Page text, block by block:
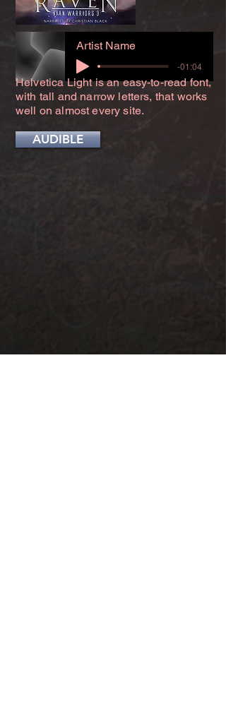
Artist Name
-01:04
Helvetica Light is an easy-to-read font,
with tall and narrow letters, that works
well on almost every site.
AUDIBLE